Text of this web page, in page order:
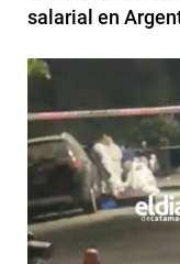
salarial en